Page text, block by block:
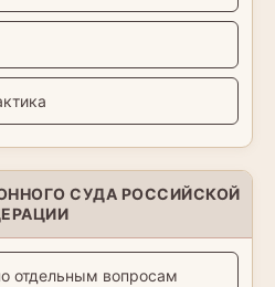
СУДА РОССИЙСКОЙ
отдельным вопросам